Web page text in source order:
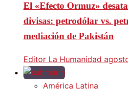
El «Efecto Ormuz»
divisas: petrodólar vs.
mediación de Pakistán
Editor La Humanidad
América Latina